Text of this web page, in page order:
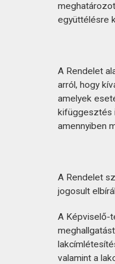
együttélésre
A Rendelet
arról, hogy
amelyek
kifüggesztés
amennyiben
A Rendelet
jogosult
A Képviselő-
valamint a